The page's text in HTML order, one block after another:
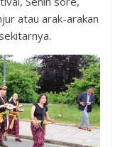
atau arak-arakan